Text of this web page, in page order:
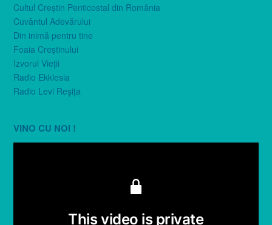
Cultul Creştin Penticostal din România
Cuvântul Adevărului
Din inimă pentru tine
Foaia Creştinului
Izvorul Vieţii
Radio Ekklesia
Radio Levi Reşiţa
VINO CU NOI !